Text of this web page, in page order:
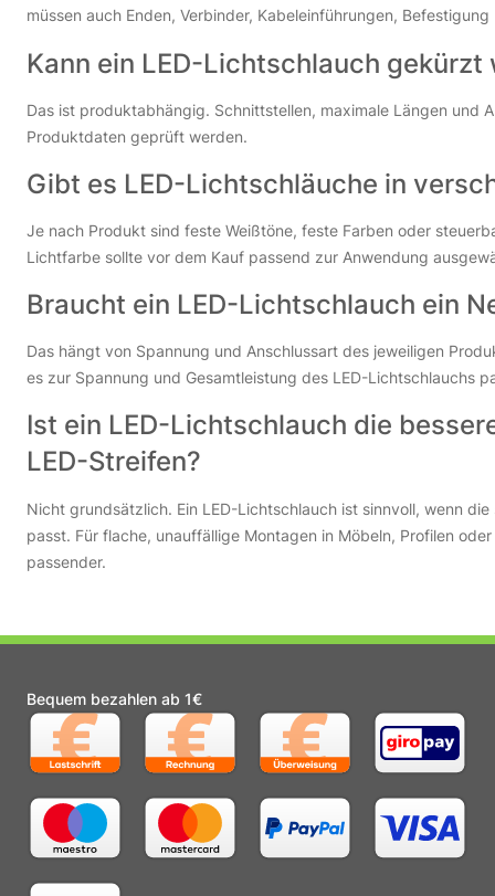
müssen auch Enden, Verbinder, Kabeleinführungen,
Kann ein LED-Lichtschlauch gekürzt
Das ist produktabhängig. Schnittstellen, maximale Längen und
Produktdaten geprüft werden.
Gibt es LED-Lichtschläuche in
Je nach Produkt sind feste Weißtöne, feste Farben oder
Lichtfarbe sollte vor dem Kauf passend zur Anwendung
Braucht ein LED-Lichtschlauch ein
Das hängt von Spannung und Anschlussart des jeweiligen
es zur Spannung und Gesamtleistung des LED-Lichtschlauchs
Ist ein LED-Lichtschlauch die
LED-Streifen?
Nicht grundsätzlich. Ein LED-Lichtschlauch ist sinnvoll, wenn
passt. Für flache, unauffällige Montagen in Möbeln, Profilen
passender.
Bequem bezahlen ab 1€